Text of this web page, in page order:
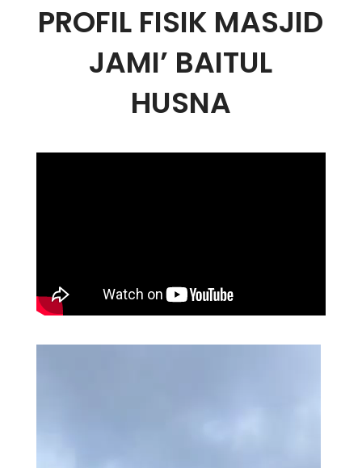
PROFIL FISIK MASJID
JAMI’ BAITUL
HUSNA